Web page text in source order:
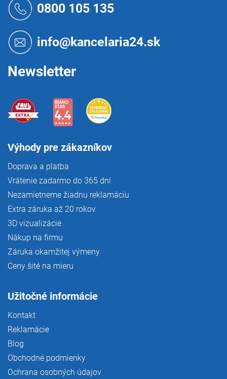
0800 105 135
info@kancelaria24.sk
Newsletter
Výhody pre zákazníkov
Doprava a platba
Vrátenie zadarmo do 365 dní
Nezamietneme žiadnu reklamáciu
Extra záruka až 20 rokov
3D vizualizácie
Nákup na firmu
Záruka okamžitej výmeny
Ceny šité na mieru
Užitočné informácie
Kontakt
Reklamácie
Blog
Obchodné podmienky
Ochrana osobných údajov